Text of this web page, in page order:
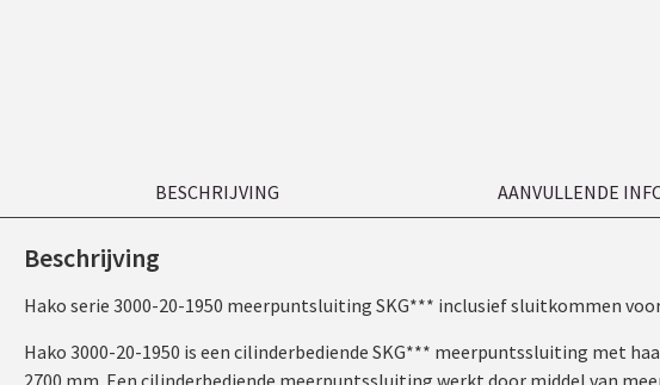
BESCHRIJVING AANVULLENDE
Beschrijving
Hako serie 3000-20-1950 meerpuntsluiting SKG*** inclusief sluitkommen
Hako 3000-20-1950 is een cilinderbediende SKG*** meerpuntssluiting met
2700 mm. Een cilinderbediende meerpuntssluiting werkt door middel van